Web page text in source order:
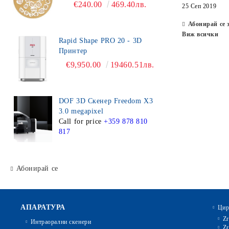
€240.00 469.40лв.
Rapid Shape PRO 20 - 3D
Принтер
€9,950.00 19460.51лв.
DOF 3D Скенер Freedom X3
3.0 megapixel
Call for price +359 878 810
817
Абонирай се
25 Сеп 2019
Абонирай се
Виж всички
АПАРАТУРА
Интраорални скенери